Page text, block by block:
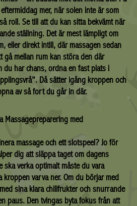
mer, när solen inte är som
roll. Se till att du kan sitta bekvämt när
ställning. Det är mest lämpligt om
eller direkt intill, där massagen sedan
gå mellan rum kan störa den där
du har chans, ordna en fast plats i
Då sätter igång kroppen och
av så fort du går in där.
Massagepreparering med
massage och ett slotspeel? Jo för
dig att släppa taget om dagens
ska verka optimalt måste du vara
kroppen varva ner. Om du börjar med
sina klara chilifrukter och snurrande
paus. Den tvingas byta fokus från att